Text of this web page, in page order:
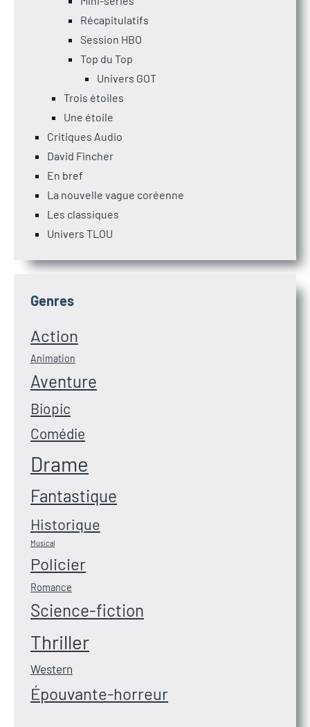
Récapitulatifs
Session HBO
Top du Top
Univers GOT
Trois étoiles
Une étoile
Critiques Audio
David Fincher
En bref
La nouvelle vague coréenne
Les classiques
Univers TLOU
Genres
Action
Animation
Aventure
Biopic
Comédie
Drame
Fantastique
Historique
Musical
Policier
Romance
Science-fiction
Thriller
Western
Épouvante-horreur